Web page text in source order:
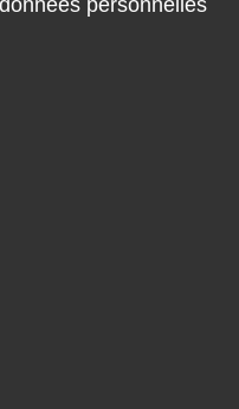
personnelles